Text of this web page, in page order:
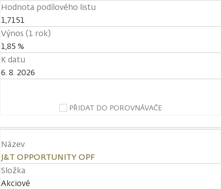
Hodnota podílového listu
1,7151
Výnos (1 rok)
1,85 %
K datu
6. 8. 2026
PŘIDAT DO POROVNÁVAČE
Název
J&T OPPORTUNITY OPF
Složka
Akciové